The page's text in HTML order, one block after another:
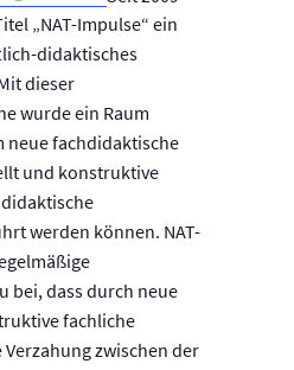
„NAT-Impulse“ ein
didaktisches
dieser
wurde ein Raum
neue fachdidaktische
und konstruktive
werden können. NAT-
bei, dass durch neue
fachliche
Verzahung zwischen der